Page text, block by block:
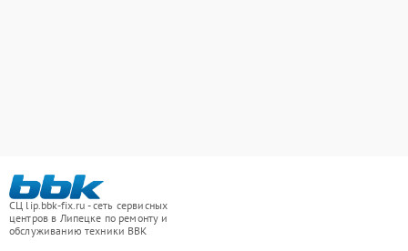
СЦ lip.bbk-fix.ru - сеть сервисных
центров в Липецке по ремонту и
обслуживанию техники BBK